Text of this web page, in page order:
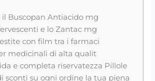
il Buscopan Antiacido mg
e lo Zantac mg
con film tra i farmaci
medicinali di alta qualit
e completa riservatezza Pillole
sconti su ogni ordine la tua piena